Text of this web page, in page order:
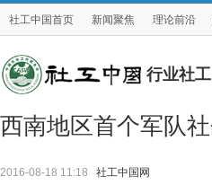
社工中国首页 新闻聚焦 理论前沿
行业社工
西南地区首个军队
2016-08-18 11:18 社工中国网